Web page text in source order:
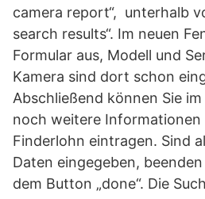
camera report“, unterhalb
search results“. Im neuen
Formular aus, Modell und
Kamera sind dort schon
Abschließend können Sie
noch weitere Informationen
Finderlohn eintragen. Sind
Daten eingegeben,
dem Button „done“. Die